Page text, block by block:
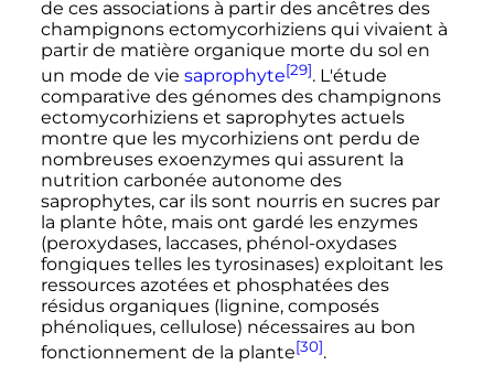
de ces associations à partir des ancêtres des
champignons ectomycorhiziens qui vivaient à
partir de matière organique morte du sol en
un mode de vie saprophyte[29]. L'étude
comparative des génomes des champignons
ectomycorhiziens et saprophytes actuels
montre que les mycorhiziens ont perdu de
nombreuses exoenzymes qui assurent la
nutrition carbonée autonome des
saprophytes, car ils sont nourris en sucres par
la plante hôte, mais ont gardé les enzymes
(peroxydases, laccases, phénol-oxydases
fongiques telles les tyrosinases) exploitant les
ressources azotées et phosphatées des
résidus organiques (lignine, composés
phénoliques, cellulose) nécessaires au bon
fonctionnement de la plante[30].